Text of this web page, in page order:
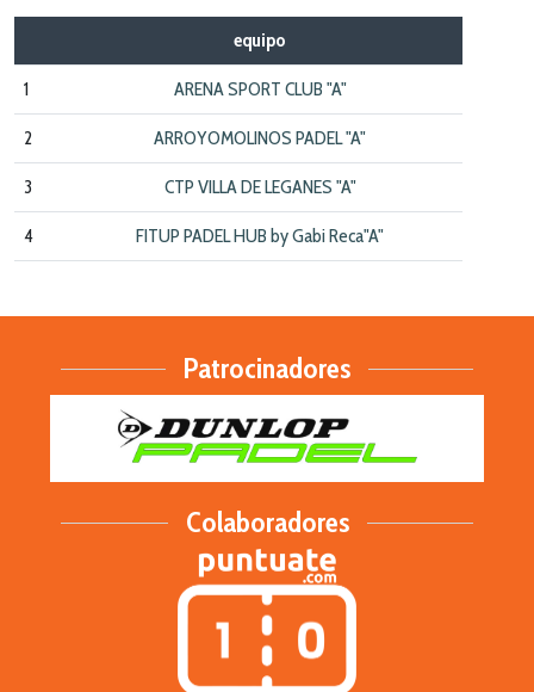
equipo
1 ARENA SPORT CLUB "A"
2 ARROYOMOLINOS PADEL "A"
3 CTP VILLA DE LEGANES "A"
4 FITUP PADEL HUB by Gabi Reca"A"
Patrocinadores
Colaboradores